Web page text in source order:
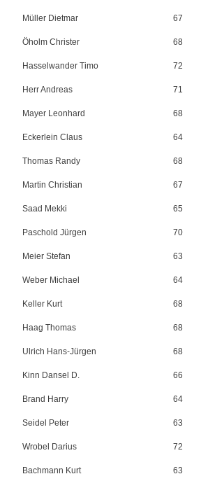
Müller Dietmar 67
Öholm Christer 68
Hasselwander Timo 72
Herr Andreas 71
Mayer Leonhard 68
Eckerlein Claus 64
Thomas Randy 68
Martin Christian 67
Saad Mekki 65
Paschold Jürgen 70
Meier Stefan 63
Weber Michael 64
Keller Kurt 68
Haag Thomas 68
Ulrich Hans-Jürgen 68
Kinn Dansel D. 66
Brand Harry 64
Seidel Peter 63
Wrobel Darius 72
Bachmann Kurt 63